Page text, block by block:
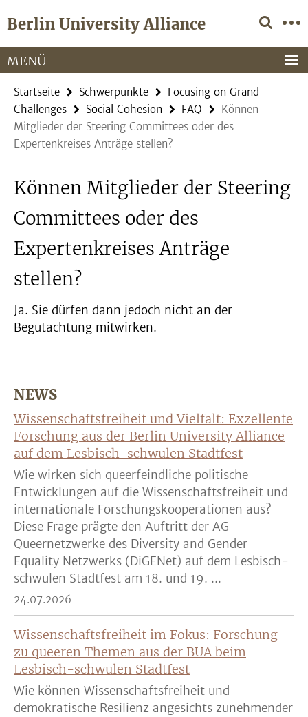
direkt
Inhalt
Berlin University Alliance
Service-
Navigation
MENÜ
Startseite Schwerpunkte
Focusing on Grand
Challenges
Social Cohesion FAQ
Können
Mitglieder der Steering Committees oder des
Expertenkreises Anträge stellen?
Können Mitglieder der Steering
Committees oder des
Expertenkreises Anträge
stellen?
Ja. Sie dürfen dann jedoch nicht an der
Begutachtung mitwirken.
NEWS
Wissenschaftsfreiheit und Vielfalt: Exzellente
Forschung aus der Berlin University Alliance
auf dem Lesbisch-schwulen Stadtfest
Wie wirken sich queerfeindliche politische
Entwicklungen auf die Wissenschaftsfreiheit und
internationale Forschungskooperationen aus?
Diese Frage prägte den Auftritt der AG
Queernetzwerke des Diversity and Gender
Equality Netzwerks (DiGENet) auf dem Lesbisch-
schwulen Stadtfest am 18. und 19. ...
24.07.2026
Wissenschaftsfreiheit im Fokus: Forschung
zu queeren Themen aus der BUA beim
Lesbisch-schwulen Stadtfest
Wie können Wissenschaftsfreiheit und
demokratische Resilienz angesichts zunehmender